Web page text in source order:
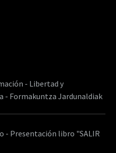
- Libertad y
- Formakuntza Jardunaldiak
- Presentación libro "SALIR